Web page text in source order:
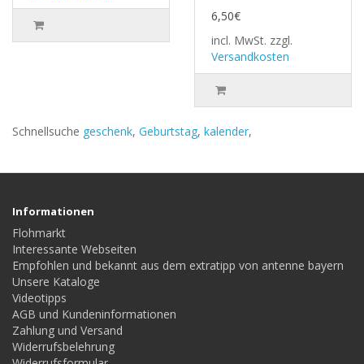
6,50€
incl. MwSt. zzgl.
Versandkosten
Schnellsuche geschenk, Geburtstag, kalender,
Informationen
Flohmarkt
Interessante Webseiten
Empfohlen und bekannt aus dem extratipp von antenne bayern
Unsere Kataloge
Videotipps
AGB und Kundeninformationen
Zahlung und Versand
Widerrufsbelehrung